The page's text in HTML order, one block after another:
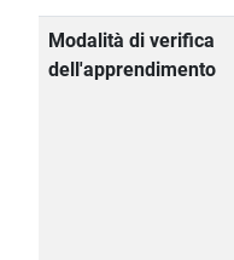
Modalità di verifica
dell'apprendimento